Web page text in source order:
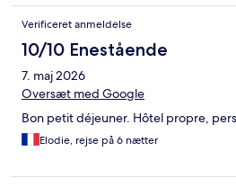
Verificeret anmeldelse
10/10 Enestående
7. maj 2026
Oversæt med Google
Bon petit déjeuner. Hôtel propre,
Elodie, rejse på 6 nætter